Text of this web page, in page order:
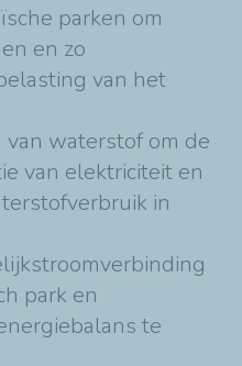
parken om
en zo
van het
van waterstof om de
van elektriciteit en
in
park en
te